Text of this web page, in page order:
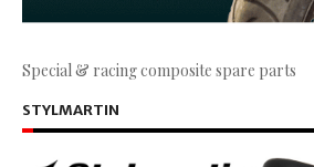
Special & racing composite spare parts
STYLMARTIN